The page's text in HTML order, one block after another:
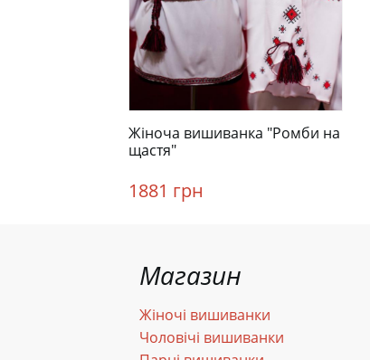
Жіноча вишиванка "Ромби на
щастя"
1881 грн
Магазин
Жіночі вишиванки
Чоловічі вишиванки